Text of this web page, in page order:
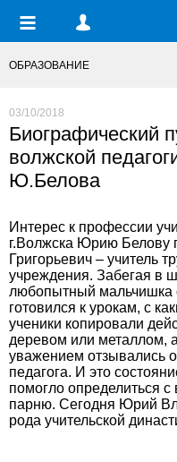
ОБРАЗОВАНИЕ
03/10/2018
Биографический
волжской
Ю.Белова
Интерес к профессии
г.Волжска Юрию Белову
Григорьевич – учитель
учреждения. Забегая в
любопытный мальчишка
готовился к урокам, с
ученики копировали
деревом или металлом,
уважением отзывались
педагога. И это
помогло определиться
парню. Сегодня Юрий
рода учительской